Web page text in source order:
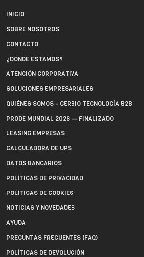
INICIO
SOBRE NOSOTROS
CONTACTO
¿DÓNDE ESTAMOS?
ATENCIÓN CORPORATIVA
SOLUCIONES EMPRESARIALES
QUIÉNES SOMOS - GERBIO TECNOLOGÍA B2B
PRODE MUNDIAL 2026 — FINALIZADO
LEASING EMPRESAS
CALCULADORA DE UPS
DATOS BANCARIOS
POLÍTICAS DE PRIVACIDAD
POLÍTICAS DE COOKIES
NOTICIAS Y NOVEDADES
AYUDA
PREGUNTAS FRECUENTES (FAQ)
POLÍTICAS DE DEVOLUCIÓN